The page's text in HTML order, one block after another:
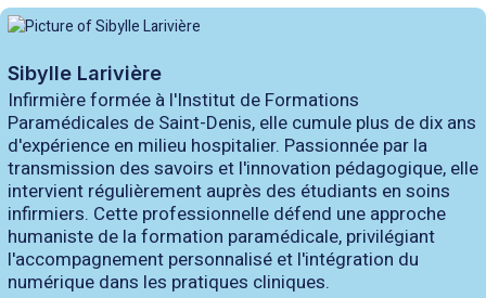
Sibylle Larivière
Infirmière formée à l'Institut de Formations
Paramédicales de Saint-Denis, elle cumule plus de dix ans
d'expérience en milieu hospitalier. Passionnée par la
transmission des savoirs et l'innovation pédagogique, elle
intervient régulièrement auprès des étudiants en soins
infirmiers. Cette professionnelle défend une approche
humaniste de la formation paramédicale, privilégiant
l'accompagnement personnalisé et l'intégration du
numérique dans les pratiques cliniques.